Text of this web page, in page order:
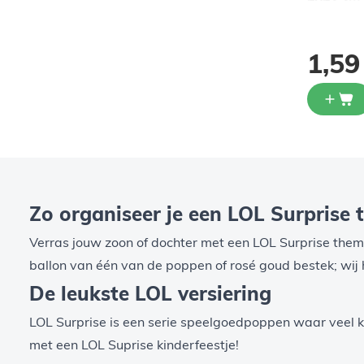
1,59
Zo organiseer je een LOL Surprise
Verras jouw zoon of dochter met een LOL Surprise
ballon van één van de poppen of rosé goud bestek;
De leukste LOL versiering
LOL Surprise is een serie speelgoedpoppen waar
met een LOL Suprise kinderfeestje!